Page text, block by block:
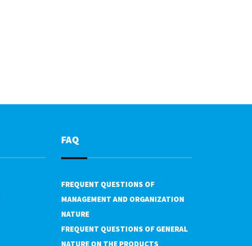
FAQ
FREQUENT QUESTIONS OF
MANAGEMENT AND ORGANIZATION
NATURE
FREQUENT QUESTIONS OF GENERAL
NATURE ON THE PRODUCTS